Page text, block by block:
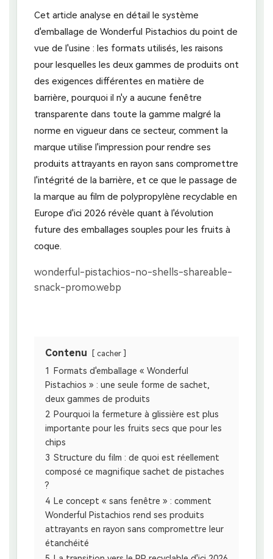
Cet article analyse en détail le système
d'emballage de Wonderful Pistachios du point de
vue de l'usine : les formats utilisés, les raisons
pour lesquelles les deux gammes de produits ont
des exigences différentes en matière de
barrière, pourquoi il n'y a aucune fenêtre
transparente dans toute la gamme malgré la
norme en vigueur dans ce secteur, comment la
marque utilise l'impression pour rendre ses
produits attrayants en rayon sans compromettre
l'intégrité de la barrière, et ce que le passage de
la marque au film de polypropylène recyclable en
Europe d'ici 2026 révèle quant à l'évolution
future des emballages souples pour les fruits à
coque.
Contenu cacher
1
Formats d'emballage « Wonderful
Pistachios » : une seule forme de sachet,
deux gammes de produits
2 Pourquoi la fermeture à glissière est plus
importante pour les fruits secs que pour les
chips
3 Structure du film : de quoi est réellement
composé ce magnifique sachet de pistaches
?
4 Le concept « sans fenêtre » : comment
Wonderful Pistachios rend ses produits
attrayants en rayon sans compromettre leur
étanchéité